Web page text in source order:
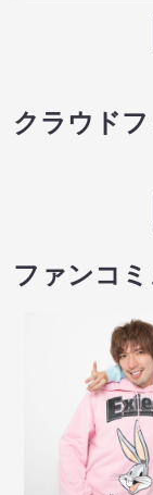
クラウド
ファンコ